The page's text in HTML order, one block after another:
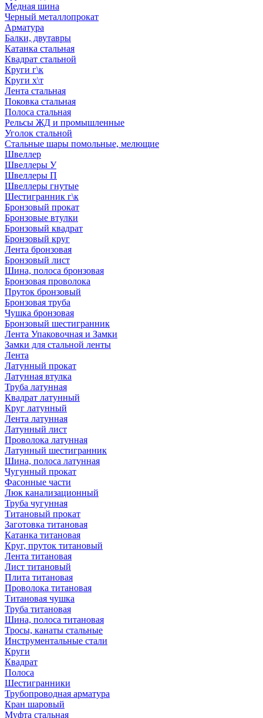
Медная шина
Черный металлопрокат
Арматура
Балки, двутавры
Катанка стальная
Квадрат стальной
Круги г\к
Круги х\т
Лента стальная
Поковка стальная
Полоса стальная
Рельсы ЖД и промышленные
Уголок стальной
Стальные шары помольные, мелющие
Швеллер
Швеллеры У
Швеллеры П
Швеллеры гнутые
Шестигранник г\к
Бронзовый прокат
Бронзовые втулки
Бронзовый квадрат
Бронзовый круг
Лента бронзовая
Бронзовый лист
Шина, полоса бронзовая
Бронзовая проволока
Пруток бронзовый
Бронзовая труба
Чушка бронзовая
Бронзовый шестигранник
Лента Упаковочная и Замки
Замки для стальной ленты
Лента
Латунный прокат
Латунная втулка
Труба латунная
Квадрат латунный
Круг латунный
Лента латунная
Латунный лист
Проволока латунная
Латунный шестигранник
Шина, полоса латунная
Чугунный прокат
Фасонные части
Люк канализационный
Труба чугунная
Титановый прокат
Заготовка титановая
Катанка титановая
Круг, пруток титановый
Лента титановая
Лист титановый
Плита титановая
Проволока титановая
Титановая чушка
Труба титановая
Шина, полоса титановая
Тросы, канаты стальные
Инструментальные стали
Круги
Квадрат
Полоса
Шестигранники
Трубопроводная арматура
Кран шаровый
Муфта стальная